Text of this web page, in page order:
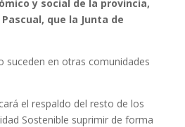
y social de la provincia,
que la Junta de
suceden en otras comunidades
el respaldo del resto de los
Sostenible suprimir de forma